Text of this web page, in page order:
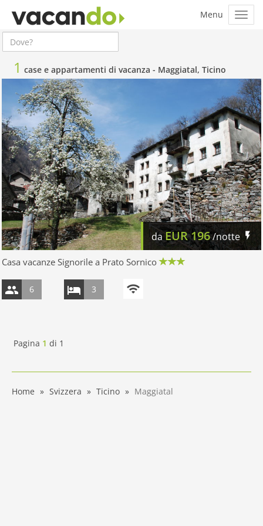
1 case e appartamenti di vacanza - Maggiatal, Ticino
daEUR 196/notte
Casa vacanze Signorile a Prato Sornico
6 3
Pagina 1 di 1
Home Svizzera Ticino Maggiatal